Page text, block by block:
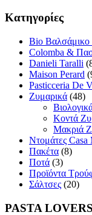
Κατηγορίες
Bio Βαλσάμικο
Colomba &
Danieli Taralli
Maison Perard
Pasticceria De
Ζυμαρικά (48)
Κοντά
Μακριά
Ντομάτες
Πακέτα (8)
Ποτά (3)
Προϊόντα
Σάλτσες (20)
PASTA